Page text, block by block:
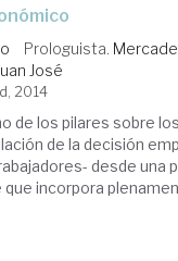
Prologuista.
José
2014
de los pilares sobre
de la decisión
desde una
incorpora